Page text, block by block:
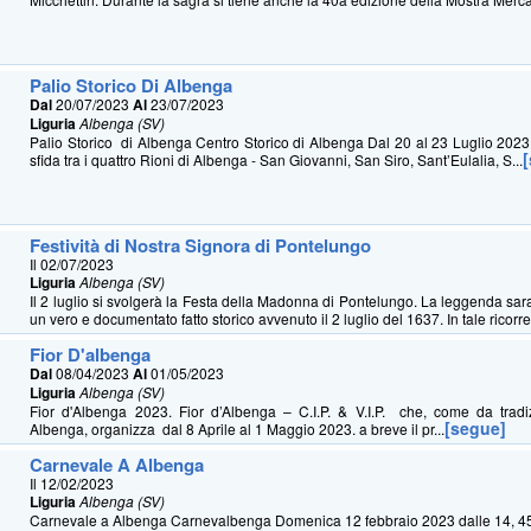
Palio Storico Di Albenga
Dal20/07/2023Al23/07/2023
LiguriaAlbenga (SV)
Palio Storico di Albenga Centro Storico di Albenga Dal 20 al 23 Luglio
sfida tra i quattro Rioni di Albenga - San Giovanni, San Siro, Sant’Eulalia, S...
Festività di Nostra Signora di Pontelungo
Il 02/07/2023
LiguriaAlbenga (SV)
Il 2 luglio si svolgerà la Festa della Madonna di Pontelungo. La leggenda
un vero e documentato fatto storico avvenuto il 2 luglio del 1637. In tale
Fior D'albenga
Dal08/04/2023Al01/05/2023
LiguriaAlbenga (SV)
Fior d'Albenga 2023. Fior d’Albenga – C.I.P. & V.I.P. che, come da
Albenga, organizza dal 8 Aprile al 1 Maggio 2023. a breve il pr...[segue]
Carnevale A Albenga
Il 12/02/2023
LiguriaAlbenga (SV)
Carnevale a Albenga Carnevalbenga Domenica 12 febbraio 2023 dalle 14,